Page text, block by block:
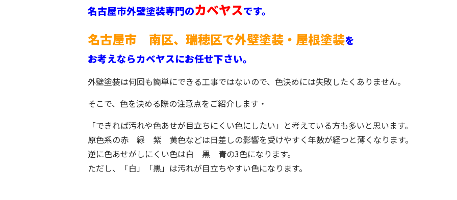
名古屋市外壁塗装専門のカベヤスです。
名古屋市 南区、瑞穂区で外壁塗装・屋根塗装を
お考えならカベヤスにお任せ下さい。
外壁塗装は何回も簡単にできる工事ではないので、色決めには失敗したくありません。
そこで、色を決める際の注意点をご紹介します・
「できれば汚れや色あせが目立ちにくい色にしたい」と考えている方も多いと思います。
原色系の赤 緑 紫 黄色などは日差しの影響を受けやすく年数が経つと薄くなります。
逆に色あせがしにくい色は白 黒 青の3色になります。
ただし、「白」「黒」は汚れが目立ちやすい色になります。